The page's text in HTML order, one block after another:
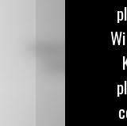
W sklepie Cat
terminem